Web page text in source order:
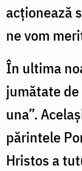
acționează
ne vom
În ultima
jumătate de
una”.
părintele
Hristos a